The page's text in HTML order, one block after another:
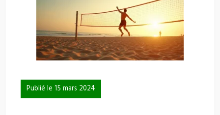
Publié le 15 mars 2024